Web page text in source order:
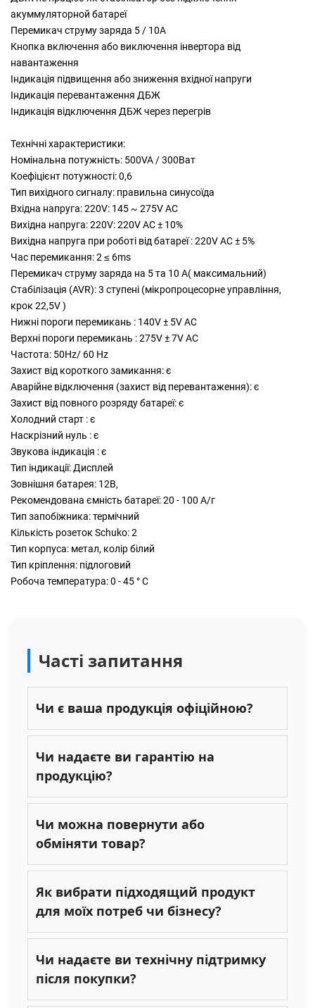
акуммуляторной батареї
Перемикач струму заряда 5 / 10А
Кнопка включення або виключення інвертора від
навантаження
Індикація підвищення або зниження вхідної напруги
Індикація перевантаження ДБЖ
Індикація відключення ДБЖ через перегрів
Технічні характеристики:
Номінальна потужність: 500VA / 300Ват
Коефіцієнт потужності: 0,6
Тип вихідного сигналу: правильна синусоїда
Вхідна напруга: 220V: 145 ~ 275V AC
Вихідна напруга: 220V: 220V AC ± 10%
Вихідна напруга при роботі від батареї : 220V AC ± 5%
Час перемикання: 2 ≤ 6ms
Перемикач струму заряда на 5 та 10 А( максимальний)
Стабілізація (AVR): 3 ступені (мікропроцесорне управління,
крок 22,5V )
Нижні пороги перемикань : 140V ± 5V AC
Верхні пороги перемикань : 275V ± 7V AC
Частота: 50Hz/ 60 Hz
Захист від короткого замикання: є
Аварійне відключення (захист від перевантаження): є
Захист від повного розряду батареї: є
Холодний старт : є
Наскрізний нуль : є
Звукова індикація : є
Тип індикації: Дисплей
Зовнішня батарея: 12В,
Рекомендована ємність батареї: 20 - 100 А/г
Тип запобіжника: термічний
Кількість розеток Schuko: 2
Тип корпуса: метал, колір білий
Тип кріплення: підлоговий
Робоча температура: 0 - 45 ° С
Часті запитання
Чи є ваша продукція офіційною?
Чи надаєте ви гарантію на
продукцію?
Чи можна повернути або
обміняти товар?
Як вибрати підходящий продукт
для моїх потреб чи бізнесу?
Чи надаєте ви технічну підтримку
після покупки?